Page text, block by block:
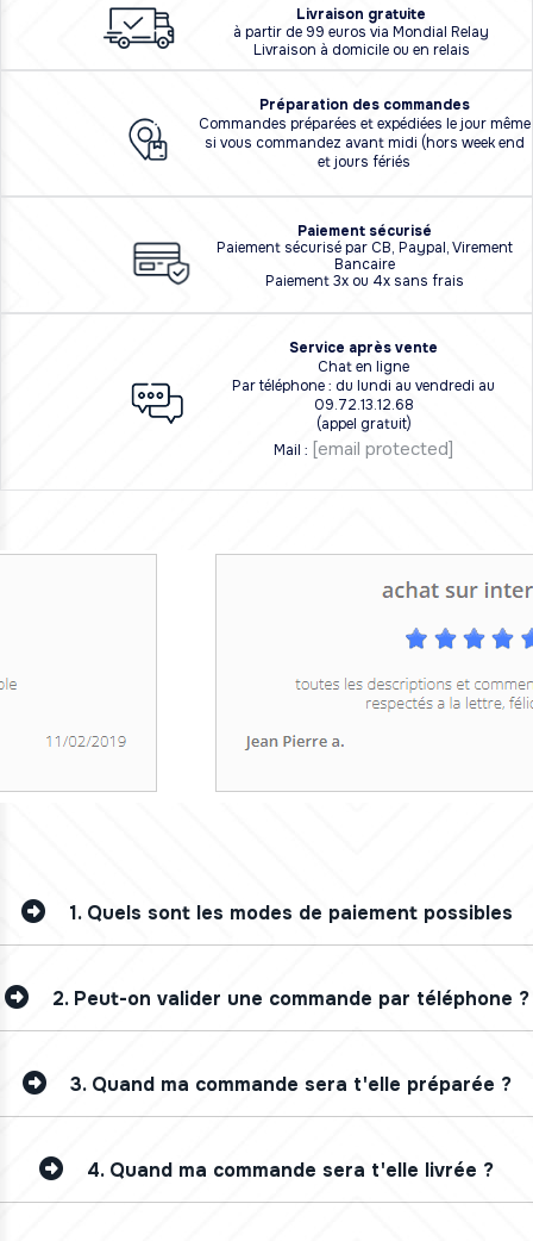
Livraison gratuite
à partir de 99 euros via Mondial Relay
Livraison à domicile ou en relais
Préparation des commandes
Commandes préparées et expédiées le jour même
si vous commandez avant midi (hors week end
et jours fériés
Paiement sécurisé
Paiement sécurisé par CB, Paypal, Virement
Bancaire
Paiement 3x ou 4x sans frais
Service après vente
Chat en ligne
Par téléphone : du lundi au vendredi au
09.72.13.12.68
(appel gratuit)
Mail : [email protected]
1. Quels sont les modes de paiement possibles
2. Peut-on valider une commande par téléphone ?
3. Quand ma commande sera t'elle préparée ?
4. Quand ma commande sera t'elle livrée ?